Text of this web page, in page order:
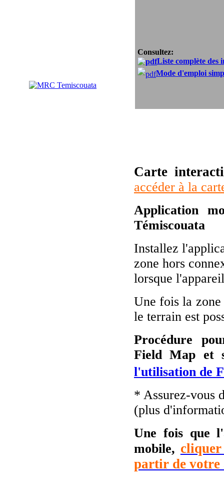
Consultez:
Liste complète des
Mode d'emploi
Carte
accéder à la
Application
Témiscouata
Installez
zone hors
lorsque
Une fois la
le terrain est
Procédure
Field Map et
l'utilisation de
* Assurez-vous
(plus
Une fois que
mobile,
partir de votre